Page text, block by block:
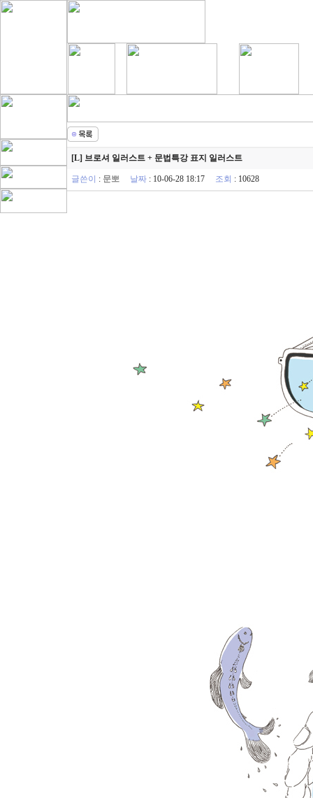
[L] 브로셔 일러스트 + 문법특강 표지 일러스트
글쓴이 : 문뽀 날짜 : 10-06-28 18:17 조회 : 10628